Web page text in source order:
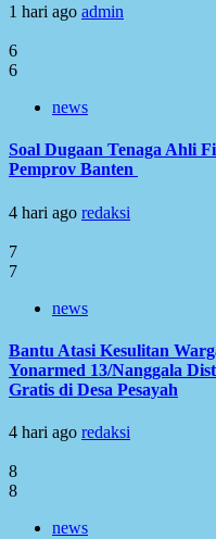
1 hari ago admin
6
6
news
Soal Dugaan Tenaga Ahli
Pemprov Banten
4 hari ago redaksi
7
7
news
Bantu Atasi Kesulitan
Yonarmed 13/Nanggala
Gratis di Desa Pesayah
4 hari ago redaksi
8
8
news